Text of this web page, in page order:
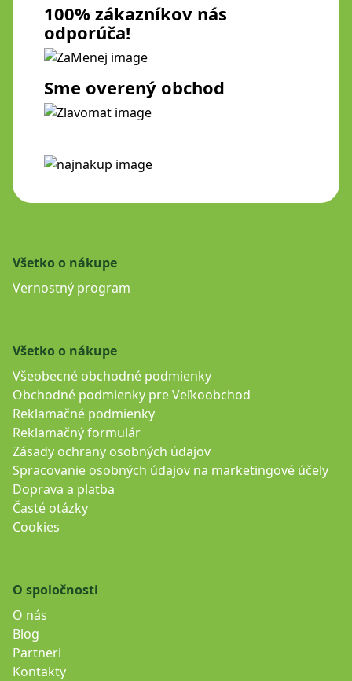
100% zákazníkov nás
odporúča!
Sme overený obchod
Všetko o nákupe
Vernostný program
Všetko o nákupe
Všeobecné obchodné podmienky
Obchodné podmienky pre Veľkoobchod
Reklamačné podmienky
Reklamačný formulár
Zásady ochrany osobných údajov
Spracovanie osobných údajov na marketingové účely
Doprava a platba
Časté otázky
Cookies
O spoločnosti
O nás
Blog
Partneri
Kontakty